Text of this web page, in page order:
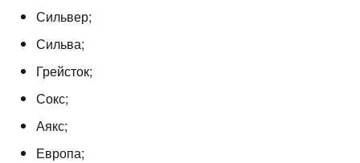
Сильвер;
Сильва;
Грейсток;
Сокс;
Аякс;
Европа;